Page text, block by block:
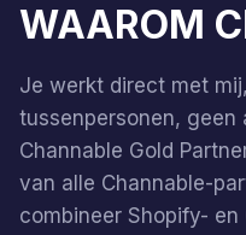
WAAROM
Je werkt direct met
tussenpersonen, geen
Channable Gold
van alle Channable-
combineer Shopify-